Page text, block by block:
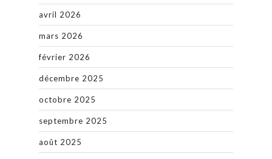
avril 2026
mars 2026
février 2026
décembre 2025
octobre 2025
septembre 2025
août 2025